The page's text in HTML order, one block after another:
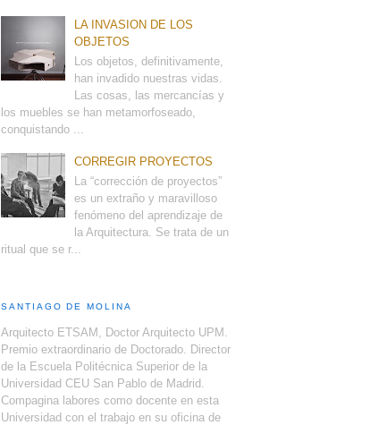
LA INVASION DE LOS
OBJETOS
Los objetos, definitivamente,
han invadido nuestras vidas.
Las cosas, las mercancías y
los muebles se han metamorfoseado,
conquistando ...
CORREGIR PROYECTOS
La “corrección de proyectos”
es un extraño y maravilloso
fenómeno del aprendizaje de
la Arquitectura. Se trata de un
ritual que se r...
SANTIAGO DE MOLINA
Arquitecto ETSAM, Doctor Arquitecto UPM.
Premio extraordinario de Doctorado. Director
de la Escuela Politécnica Superior de la
Universidad CEU San Pablo de Madrid.
Compagina labores como docente en esta
Universidad con el trabajo en su oficina de